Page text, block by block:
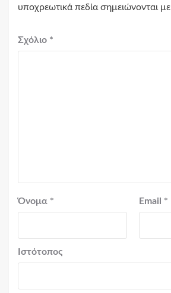
υποχρεωτικά πεδία σημειώνονται με
Σχόλιο *
Όνομα * Email *
Ιστότοπος